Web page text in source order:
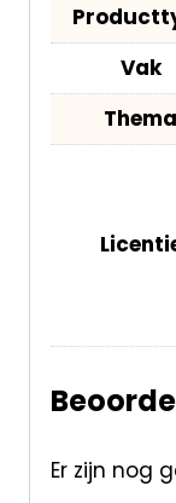
Vak
Thema
Er zijn nog